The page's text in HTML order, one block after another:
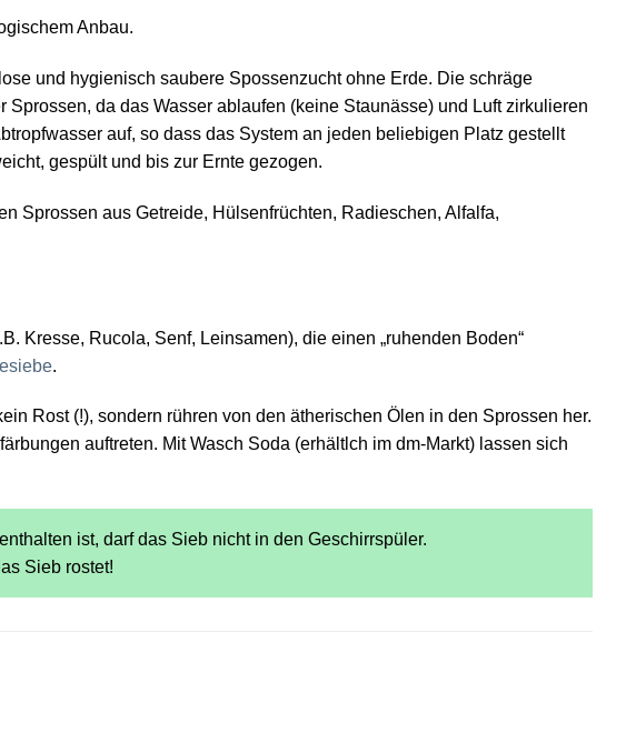
Anbau.
und hygienisch saubere Spossenzucht ohne Erde. Die schräge
da das Wasser ablaufen (keine Staunässe) und Luft zirkulieren
auf, so dass das System an jeden beliebigen Platz gestellt
gespült und bis zur Ernte gezogen.
Sprossen aus Getreide, Hülsenfrüchten, Radieschen, Alfalfa,
Kresse, Rucola, Senf, Leinsamen), die einen „ruhenden Boden“
.
Rost (!), sondern rühren von den ätherischen Ölen in den Sprossen her.
auftreten. Mit Wasch Soda (erhältlch im dm-Markt) lassen sich
ist, darf das Sieb nicht in den Geschirrspüler.
Sieb rostet!